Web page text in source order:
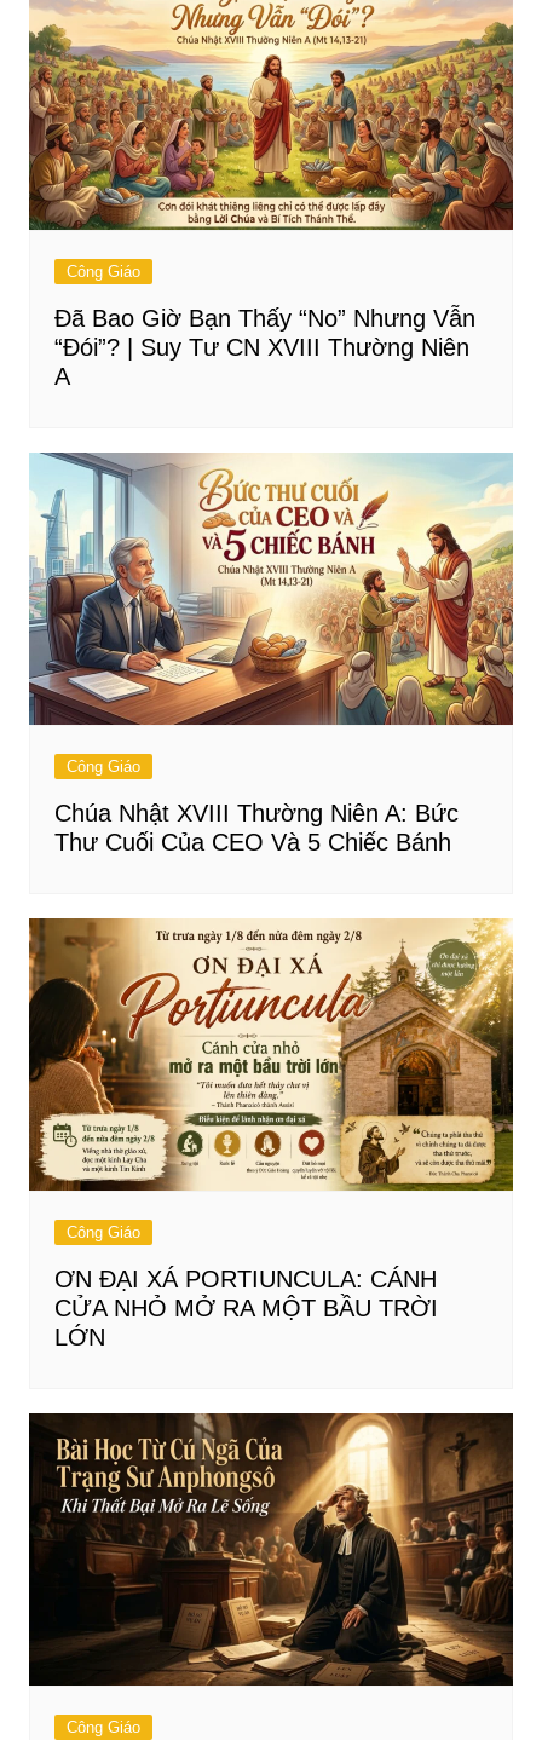
Công Giáo
Đã Bao Giờ Bạn Thấy “No” Nhưng Vẫn
“Đói”? | Suy Tư CN XVIII Thường Niên
A
Công Giáo
Chúa Nhật XVIII Thường Niên A: Bức
Thư Cuối Của CEO Và 5 Chiếc Bánh
Công Giáo
ƠN ĐẠI XÁ PORTIUNCULA: CÁNH
CỬA NHỎ MỞ RA MỘT BẦU TRỜI
LỚN
Công Giáo